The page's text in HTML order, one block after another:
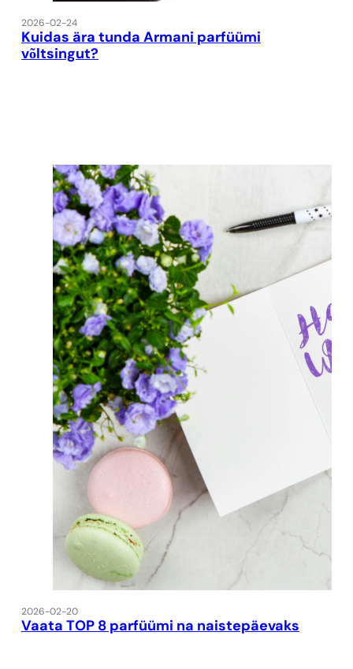
2026-02-24
Kuidas ära tunda Armani parfüümi
võltsingut?
2026-02-20
Vaata TOP 8 parfüümi na naistepäevaks